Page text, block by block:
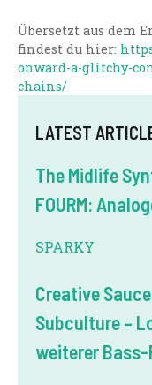
Übersetzt aus dem
findest du hier:
onward-a-glitchy-
chains/
LATEST
The Midlife
FOURM:
SPARKY
Creative
Subculture –
weiterer